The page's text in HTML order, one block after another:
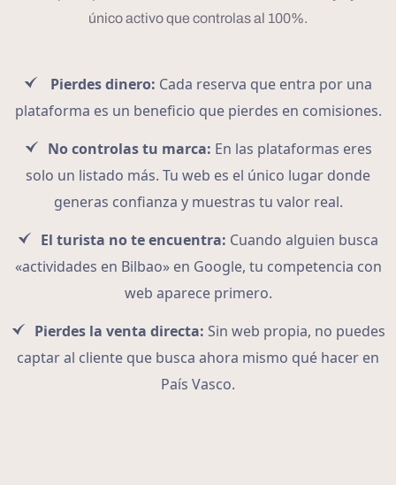
único activo que controlas al 100%.
Pierdes dinero: Cada reserva que entra por una
plataforma es un beneficio que pierdes en comisiones.
No controlas tu marca: En las plataformas eres
solo un listado más. Tu web es el único lugar donde
generas confianza y muestras tu valor real.
El turista no te encuentra: Cuando alguien busca
«actividades en Bilbao» en Google, tu competencia con
web aparece primero.
Pierdes la venta directa: Sin web propia, no puedes
captar al cliente que busca ahora mismo qué hacer en
País Vasco.